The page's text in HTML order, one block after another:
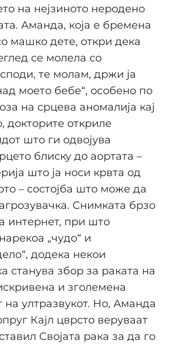
на нејзиното неродено
Аманда, која е бремена
машко дете, откри дека
се молела со
те молам, држи ја
моето бебе“, особено по
на срцева аномалија кај
докторите откриле
што ги одвојува
блиску до аортата –
што ја носи крвта од
– состојба што може да
Снимката брзо
интернет, при што
„чудо“ и
додека некои
станува збор за раката на
и зголемена
на ултразвукот. Но, Аманда
Кајл цврсто веруваат
Својата рака за да го